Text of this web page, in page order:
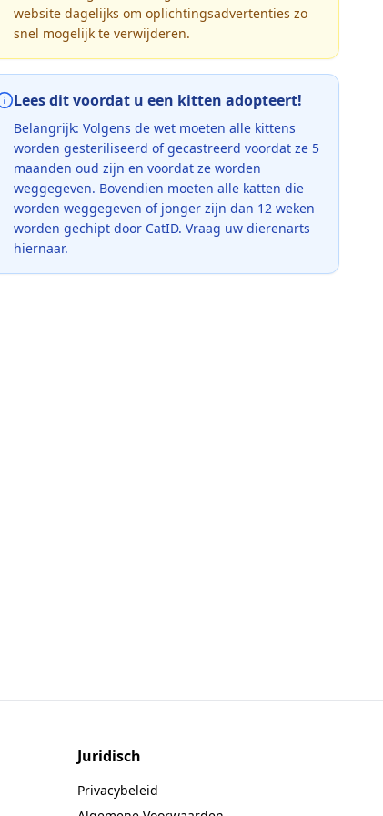
website dagelijks om oplichtingsadvertenties zo
snel mogelijk te verwijderen.
Lees dit voordat u een kitten adopteert!
Belangrijk: Volgens de wet moeten alle kittens
worden gesteriliseerd of gecastreerd voordat ze 5
maanden oud zijn en voordat ze worden
weggegeven. Bovendien moeten alle katten die
worden weggegeven of jonger zijn dan 12 weken
worden gechipt door CatID. Vraag uw dierenarts
hiernaar.
Juridisch
Privacybeleid